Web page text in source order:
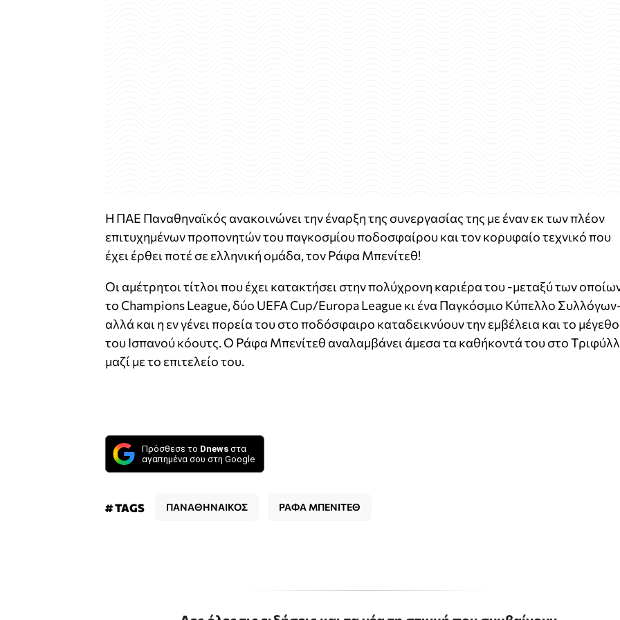
Η ΠΑΕ Παναθηναϊκός ανακοινώνει την έναρξη της συνεργασίας της με έναν εκ των πλέον
επιτυχημένων προπονητών του παγκοσμίου ποδοσφαίρου και τον κορυφαίο τεχνικό που
έχει έρθει ποτέ σε ελληνική ομάδα, τον Ράφα Μπενίτεθ!
Οι αμέτρητοι τίτλοι που έχει κατακτήσει στην πολύχρονη καριέρα του -μεταξύ των
το Champions League, δύο UEFA Cup/Europa League κι ένα Παγκόσμιο Κύπελλο
αλλά και η εν γένει πορεία του στο ποδόσφαιρο καταδεικνύουν την εμβέλεια και το
του Ισπανού κόουτς. Ο Ράφα Μπενίτεθ αναλαμβάνει άμεσα τα καθήκοντά του στο
μαζί με το επιτελείο του.
Πρόσθεσε το Dnews στα
αγαπημένα σου στη Google
# TAGS ΠΑΝΑΘΗΝΑΙΚΟΣ ΡΑΦΑ ΜΠΕΝΙΤΕΘ